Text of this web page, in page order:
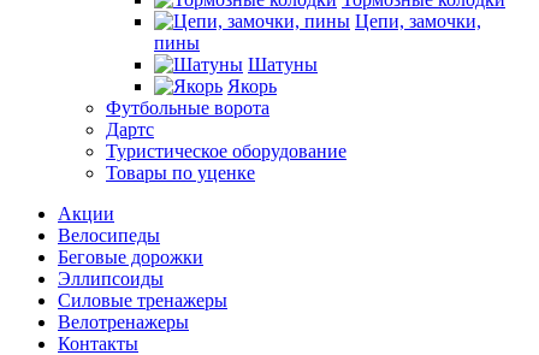
Цепи, замочки,
пины
Шатуны
Якорь
Футбольные ворота
Дартс
Туристическое оборудование
Товары по уценке
Акции
Велосипеды
Беговые дорожки
Эллипсоиды
Силовые тренажеры
Велотренажеры
Контакты